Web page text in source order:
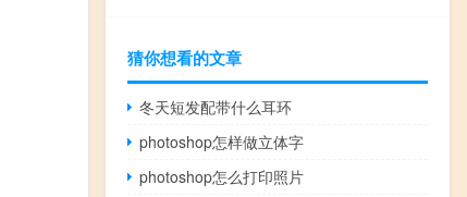
猜你想看的文章
冬天短发配带什么耳环
photoshop怎样做立体字
photoshop怎么打印照片